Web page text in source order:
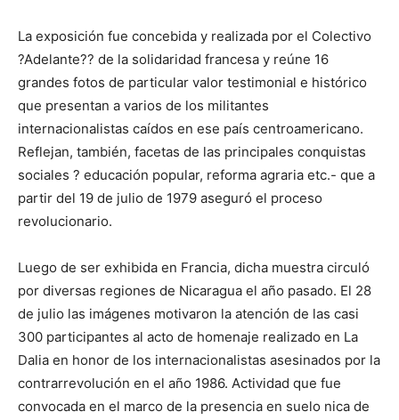
La exposición fue concebida y realizada por el Colectivo
?Adelante?? de la solidaridad francesa y reúne 16
grandes fotos de particular valor testimonial e histórico
que presentan a varios de los militantes
internacionalistas caídos en ese país centroamericano.
Reflejan, también, facetas de las principales conquistas
sociales ? educación popular, reforma agraria etc.- que a
partir del 19 de julio de 1979 aseguró el proceso
revolucionario.
Luego de ser exhibida en Francia, dicha muestra circuló
por diversas regiones de Nicaragua el año pasado. El 28
de julio las imágenes motivaron la atención de las casi
300 participantes al acto de homenaje realizado en La
Dalia en honor de los internacionalistas asesinados por la
contrarrevolución en el año 1986. Actividad que fue
convocada en el marco de la presencia en suelo nica de